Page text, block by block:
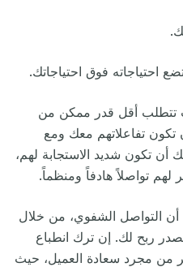
فوق احتياجاتك.
تتطلب أقل قدر ممكن من
تكون تفاعلاتهم معك ومع
أن تكون شديد الاستجابة لهم،
لهم تواصلاً هادفاً ومنظماً.
أن التواصل الشفوي، من خلال
ربح لك. إن ترك انطباع
من مجرد سعادة العميل، حيث